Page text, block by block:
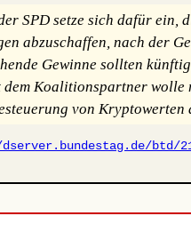
SPD setze sich dafür
abzuschaffen, nach der
Gewinne sollten
dem Koalitionspartner wolle
von Kryptowerten
btd/